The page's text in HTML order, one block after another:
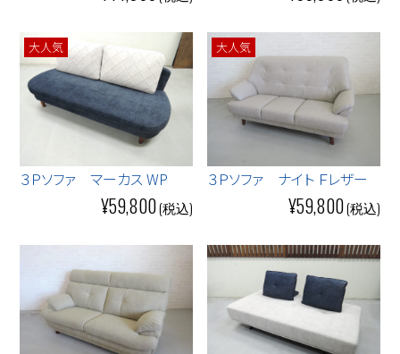
大人気
３Ｐソファ マーカス WP
¥59,800
大人気
３Ｐソファ ナイト Ｆレザー
¥59,800